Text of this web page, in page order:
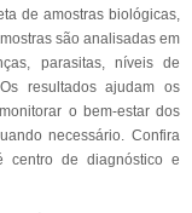
de amostras biológicas,
são analisadas em
parasitas, níveis de
resultados ajudam os
o bem-estar dos
necessário. Confira
centro de diagnóstico e